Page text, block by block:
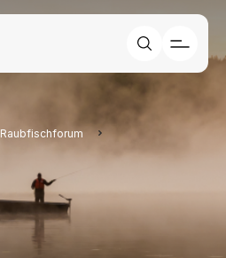
Raubfischforum